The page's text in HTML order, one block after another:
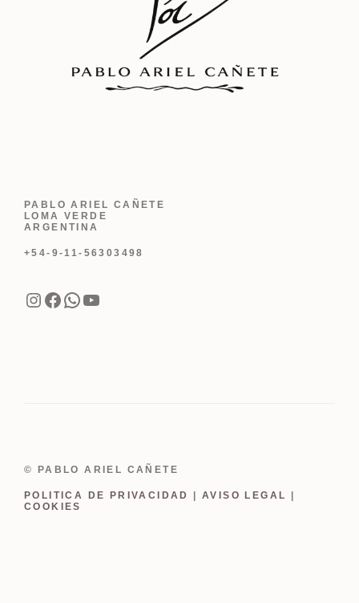
PABLO ARIEL CAÑETE
LOMA VERDE
ARGENTINA
+54-9-11-56303498
Instagram
Facebook
WhatsApp
YouTube
© PABLO ARIEL CAÑETE
POLITICA DE PRIVACIDAD |AVISO LEGAL
|
COOKIES